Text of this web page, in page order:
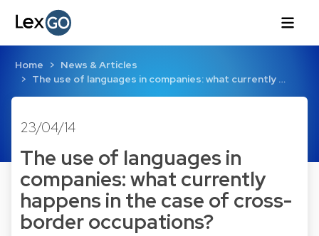
Home
News & Articles
The use of languages in companies: what currently …
23/04/14
The use of languages in
companies: what currently
happens in the case of cross-
border occupations?